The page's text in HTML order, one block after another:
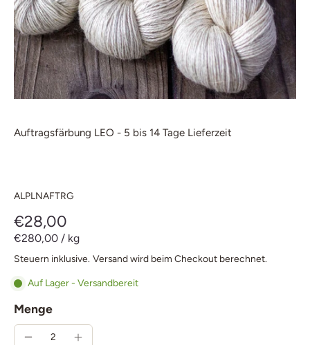
Auftragsfärbung LEO - 5 bis 14 Tage Lieferzeit
ALPLNAFTRG
€28,00
€280,00 / kg
Steuern inklusive. Versandwird beim Checkout berechnet.
Auf Lager - Versandbereit
Menge